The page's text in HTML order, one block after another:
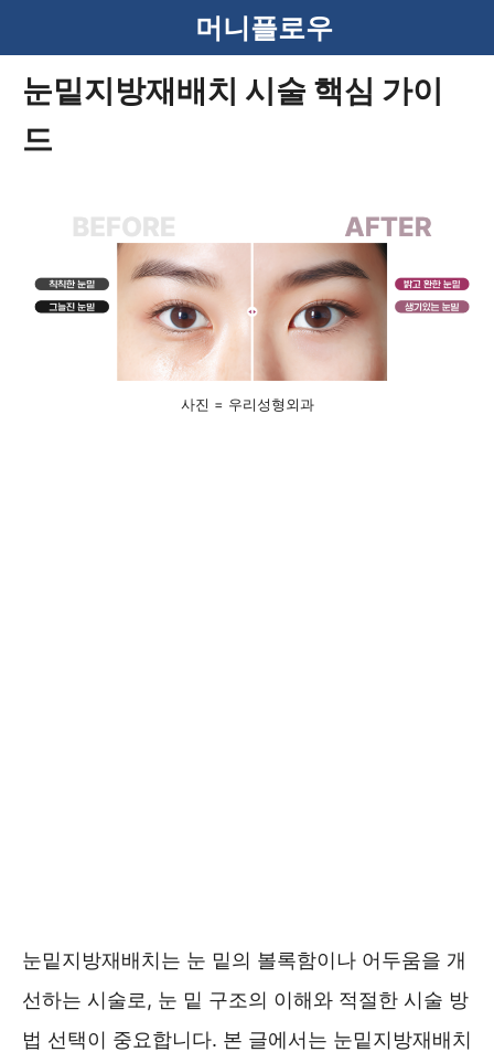
텐
머니플로우
눈밑지방재배치 시술 핵심 가이
드
사진 = 우리성형외과
눈밑지방재배치는 눈 밑의 볼록함이나 어두움을 개
선하는 시술로, 눈 밑 구조의 이해와 적절한 시술 방
법 선택이 중요합니다. 본 글에서는 눈밑지방재배치